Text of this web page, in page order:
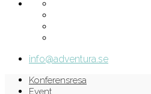
info@adventura.se
Konferensresa
Event